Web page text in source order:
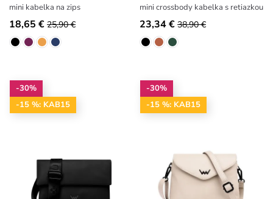
mini kabelka na zips
18,65 € 25,90 €
mini crossbody kabelka s retiazkou
23,34 € 38,90 €
-30%
-15 %: KAB15
-30%
-15 %: KAB15